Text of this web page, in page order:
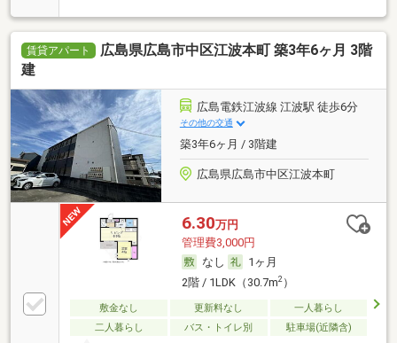
賃貸アパート
広島県広島市中区江波本町 築3年6ヶ月 3階
建
広島電鉄江波線 江波駅 徒歩6分
その他の交通
築3年6ヶ月 / 3階建
広島県広島市中区江波本町
6.30万円
管理費3,000円
なし
1ヶ月
2階 / 1LDK（30.7m2）
敷金なし 更新料なし
一人暮らし
二人暮らし
バス・トイレ別 駐車場(近隣含)